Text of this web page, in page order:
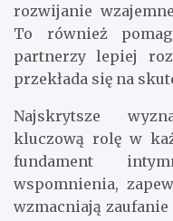
rozwijanie
To również
partnerzy lepiej
przekłada się na
Najskrytsze
kluczową rolę w
fundament
wspomnienia,
wzmacniają